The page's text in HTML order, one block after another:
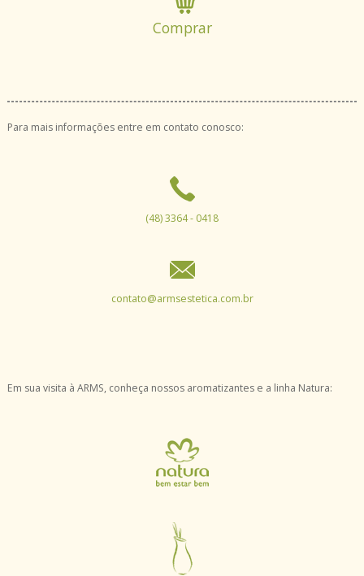
Comprar
Para mais informações entre em contato conosco:
(48) 3364 - 0418
contato@armsestetica.com.br
Em sua visita à ARMS, conheça nossos aromatizantes e a linha Natura: